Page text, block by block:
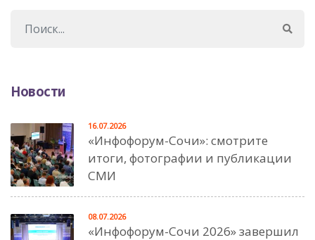
Новости
«Инфофорум-Сочи»: смотрите
итоги, фотографии и публикации
СМИ
16.07.2026
«Инфофорум-Сочи 2026» завершил
08.07.2026